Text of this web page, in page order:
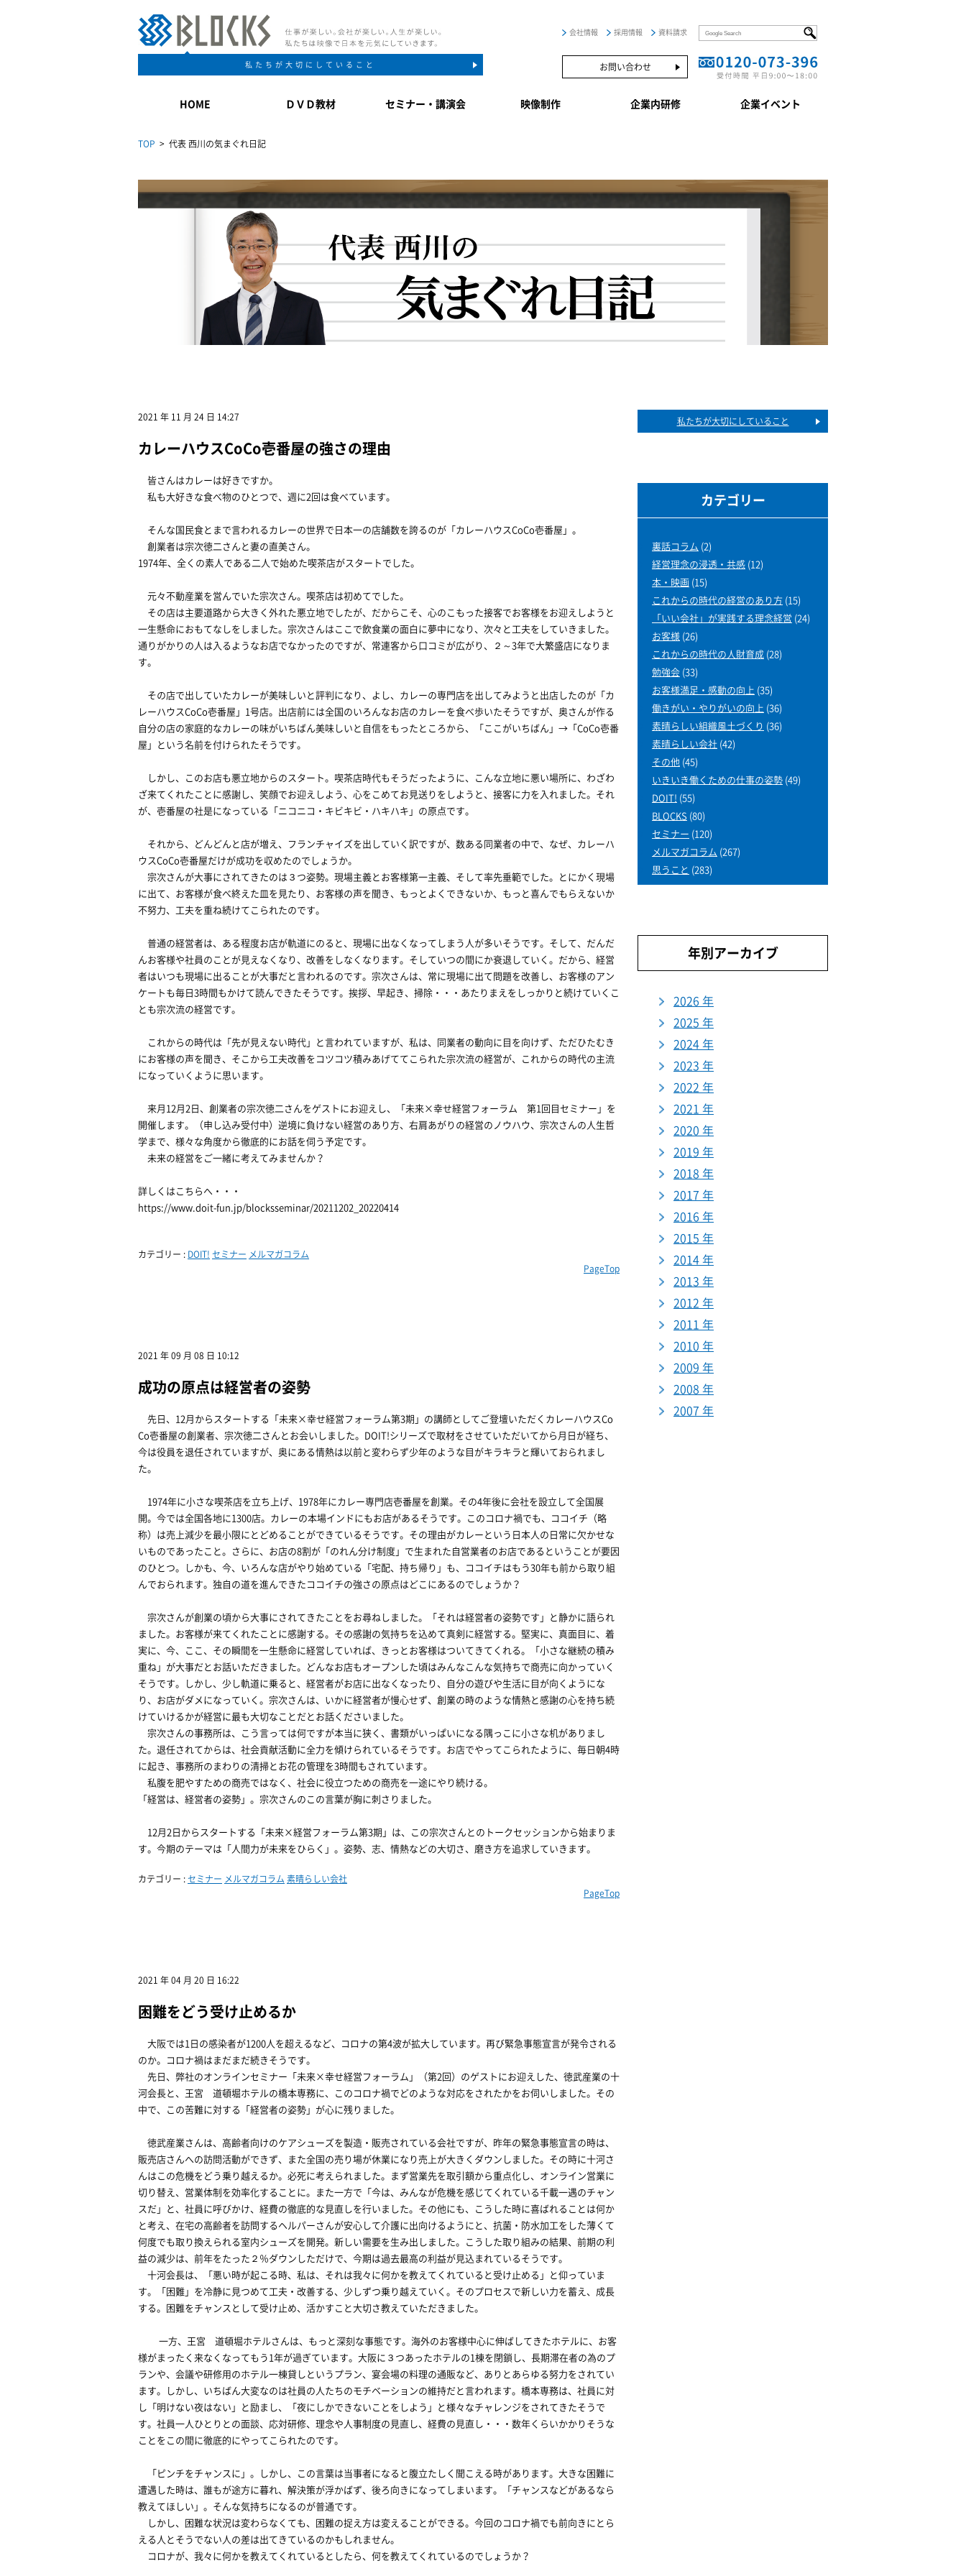
私たちが大切にしていること
会社情報 採用情報 資料請求
お問い合わせ
HOME ＤＶＤ教材 セミナー・講演会 映像制作 企業内研修 企業イベント
TOP > 代表 西川の気まぐれ日記
2021 年 11 月 24 日 14:27
カレーハウスCoCo壱番屋の強さの理由
皆さんはカレーは好きですか。
私も大好きな食べ物のひとつで、週に2回は食べています。
そんな国民食とまで言われるカレーの世界で日本一の店舗数を誇るのが「カレーハウスCoCo壱番屋」。
創業者は宗次徳二さんと妻の直美さん。
1974年、全くの素人である二人で始めた喫茶店がスタートでした。
元々不動産業を営んでいた宗次さん。喫茶店は初めてでした。
その店は主要道路から大きく外れた悪立地でしたが、だからこそ、心のこもった接客でお客様をお迎えしようと
一生懸命におもてなしをしました。宗次さんはここで飲食業の面白に夢中になり、次々と工夫をしていきました。
通りがかりの人は入るようなお店でなかったのですが、常連客から口コミが広がり、２～3年で大繁盛店になりま
す。
その店で出していたカレーが美味しいと評判になり、よし、カレーの専門店を出してみようと出店したのが「カ
レーハウスCoCo壱番屋」1号店。出店前には全国のいろんなお店のカレーを食べ歩いたそうですが、奥さんが作る
自分の店の家庭的なカレーの味がいちばん美味しいと自信をもったところから、「ここがいちばん」→「CoCo壱番
屋」という名前を付けられたそうです。
しかし、このお店も悪立地からのスタート。喫茶店時代もそうだったように、こんな立地に悪い場所に、わざわ
ざ来てくれたことに感謝し、笑顔でお迎えしよう、心をこめてお見送りをしようと、接客に力を入れました。それ
が、壱番屋の社是になっている「ニコニコ・キビキビ・ハキハキ」の原点です。
それから、どんどんと店が増え、フランチャイズを出していく訳ですが、数ある同業者の中で、なぜ、カレーハ
ウスCoCo壱番屋だけが成功を収めたのでしょうか。
宗次さんが大事にされてきたのは３つ姿勢。現場主義とお客様第一主義、そして率先垂範でした。とにかく現場
に出て、お客様が食べ終えた皿を見たり、お客様の声を聞き、もっとよくできないか、もっと喜んでもらえないか
不努力、工夫を重ね続けてこられたのです。
普通の経営者は、ある程度お店が軌道にのると、現場に出なくなってしまう人が多いそうです。そして、だんだ
んお客様や社員のことが見えなくなり、改善をしなくなります。そしていつの間にか衰退していく。だから、経営
者はいつも現場に出ることが大事だと言われるのです。宗次さんは、常に現場に出て問題を改善し、お客様のアン
ケートも毎日3時間もかけて読んできたそうです。挨拶、早起き、掃除・・・あたりまえをしっかりと続けていくこ
とも宗次流の経営です。
これからの時代は「先が見えない時代」と言われていますが、私は、同業者の動向に目を向けず、ただひたむき
にお客様の声を聞き、そこから工夫改善をコツコツ積みあげててこられた宗次流の経営が、これからの時代の主流
になっていくように思います。
来月12月2日、創業者の宗次徳二さんをゲストにお迎えし、「未来×幸せ経営フォーラム 第1回目セミナー」を
開催します。（申し込み受付中）逆境に負けない経営のあり方、右肩あがりの経営のノウハウ、宗次さんの人生哲
学まで、様々な角度から徹底的にお話を伺う予定です。
未来の経営をご一緒に考えてみませんか？
詳しくはこちらへ・・・
https://www.doit-fun.jp/blocksseminar/20211202_20220414
カテゴリー : DOIT! セミナー メルマガコラム
PageTop
2021 年 09 月 08 日 10:12
成功の原点は経営者の姿勢
先日、12月からスタートする「未来×幸せ経営フォーラム第3期」の講師としてご登壇いただくカレーハウスCo
Co壱番屋の創業者、宗次徳二さんとお会いしました。DOIT!シリーズで取材をさせていただいてから月日が経ち、
今は役員を退任されていますが、奥にある情熱は以前と変わらず少年のような目がキラキラと輝いておられまし
た。
1974年に小さな喫茶店を立ち上げ、1978年にカレー専門店壱番屋を創業。その4年後に会社を設立して全国展
開。今では全国各地に1300店。カレーの本場インドにもお店があるそうです。このコロナ禍でも、ココイチ（略
称）は売上減少を最小限にとどめることができているそうです。その理由がカレーという日本人の日常に欠かせな
いものであったこと。さらに、お店の8割が「のれん分け制度」で生まれた自営業者のお店であるということが要因
のひとつ。しかも、今、いろんな店がやり始めている「宅配、持ち帰り」も、ココイチはもう30年も前から取り組
んでおられます。独自の道を進んできたココイチの強さの原点はどこにあるのでしょうか？
宗次さんが創業の頃から大事にされてきたことをお尋ねしました。「それは経営者の姿勢です」と静かに語られ
ました。お客様が来てくれたことに感謝する。その感謝の気持ちを込めて真剣に経営する。堅実に、真面目に、着
実に、今、ここ、その瞬間を一生懸命に経営していれば、きっとお客様はついてきてくれる。「小さな継続の積み
重ね」が大事だとお話いただきました。どんなお店もオープンした頃はみんなこんな気持ちで商売に向かっていく
そうです。しかし、少し軌道に乗ると、経営者がお店に出なくなったり、自分の遊びや生活に目が向くようにな
り、お店がダメになっていく。宗次さんは、いかに経営者が慢心せず、創業の時のような情熱と感謝の心を持ち続
けていけるかが経営に最も大切なことだとお話くださいました。
宗次さんの事務所は、こう言っては何ですが本当に狭く、書類がいっぱいになる隅っこに小さな机がありまし
た。退任されてからは、社会貢献活動に全力を傾けられているそうです。お店でやってこられたように、毎日朝4時
に起き、事務所のまわりの清掃とお花の管理を3時間もされています。
私腹を肥やすための商売ではなく、社会に役立つための商売を一途にやり続ける。
「経営は、経営者の姿勢」。宗次さんのこの言葉が胸に刺さりました。
12月2日からスタートする「未来×経営フォーラム第3期」は、この宗次さんとのトークセッションから始まりま
す。今期のテーマは「人間力が未来をひらく」。姿勢、志、情熱などの大切さ、磨き方を追求していきます。
カテゴリー : セミナー メルマガコラム 素晴らしい会社
PageTop
2021 年 04 月 20 日 16:22
困難をどう受け止めるか
大阪では1日の感染者が1200人を超えるなど、コロナの第4波が拡大しています。再び緊急事態宣言が発令される
のか。コロナ禍はまだまだ続きそうです。
先日、弊社のオンラインセミナー「未来×幸せ経営フォーラム」（第2回）のゲストにお迎えした、徳武産業の十
河会長と、王宮 道頓堀ホテルの橋本専務に、このコロナ禍でどのような対応をされたかをお伺いしました。その
中で、この苦難に対する「経営者の姿勢」が心に残りました。
徳武産業さんは、高齢者向けのケアシューズを製造・販売されている会社ですが、昨年の緊急事態宣言の時は、
販売店さんへの訪問活動ができず、また全国の売り場が休業になり売上が大きくダウンしました。その時に十河さ
んはこの危機をどう乗り越えるか。必死に考えられました。まず営業先を取引額から重点化し、オンライン営業に
切り替え、営業体制を効率化することに。また一方で「今は、みんなが危機を感じてくれている千載一遇のチャン
スだ」と、社員に呼びかけ、経費の徹底的な見直しを行いました。その他にも、こうした時に喜ばれることは何か
と考え、在宅の高齢者を訪問するヘルパーさんが安心して介護に出向けるようにと、抗菌・防水加工をした薄くて
何度でも取り換えられる室内シューズを開発。新しい需要を生み出しました。こうした取り組みの結果、前期の利
益の減少は、前年をたった２％ダウンしただけで、今期は過去最高の利益が見込まれているそうです。
十河会長は、「悪い時が起こる時、私は、それは我々に何かを教えてくれていると受け止める」と仰っていま
す。「困難」を冷静に見つめて工夫・改善する、少しずつ乗り越えていく。そのプロセスで新しい力を蓄え、成長
する。困難をチャンスとして受け止め、活かすこと大切さ教えていただきました。
一方、王宮 道頓堀ホテルさんは、もっと深刻な事態です。海外のお客様中心に伸ばしてきたホテルに、お客
様がまったく来なくなってもう1年が過ぎています。大阪に３つあったホテルの1棟を閉鎖し、長期滞在者の為のプ
ランや、会議や研修用のホテル一棟貸しというプラン、宴会場の料理の通販など、ありとあらゆる努力をされてい
ます。しかし、いちばん大変なのは社員の人たちのモチベーションの維持だと言われます。橋本専務は、社員に対
し「明けない夜はない」と励まし、「夜にしかできないことをしよう」と様々なチャレンジをされてきたそうで
す。社員一人ひとりとの面談、応対研修、理念や人事制度の見直し、経費の見直し・・・数年くらいかかりそうな
ことをこの間に徹底的にやってこられたのです。
「ピンチをチャンスに」。しかし、この言葉は当事者になると腹立たしく聞こえる時があります。大きな困難に
遭遇した時は、誰もが途方に暮れ、解決策が浮かばず、後ろ向きになってしまいます。「チャンスなどがあるなら
教えてほしい」。そんな気持ちになるのが普通です。
しかし、困難な状況は変わらなくても、困難の捉え方は変えることができる。今回のコロナ禍でも前向きにとら
える人とそうでない人の差は出てきているのかもしれません。
コロナが、我々に何かを教えてくれているとしたら、何を教えてくれているのでしょうか？
私たちが大切にしていること
カテゴリー
裏話コラム (2)
経営理念の浸透・共感 (12)
本・映画 (15)
これからの時代の経営のあり方 (15)
「いい会社」が実践する理念経営 (24)
お客様 (26)
これからの時代の人財育成 (28)
勉強会 (33)
お客様満足・感動の向上 (35)
働きがい・やりがいの向上 (36)
素晴らしい組織風土づくり (36)
素晴らしい会社 (42)
その他 (45)
いきいき働くための仕事の姿勢 (49)
DOIT! (55)
BLOCKS (80)
セミナー (120)
メルマガコラム (267)
思うこと (283)
年別アーカイブ
2026 年
2025 年
2024 年
2023 年
2022 年
2021 年
2020 年
2019 年
2018 年
2017 年
2016 年
2015 年
2014 年
2013 年
2012 年
2011 年
2010 年
2009 年
2008 年
2007 年